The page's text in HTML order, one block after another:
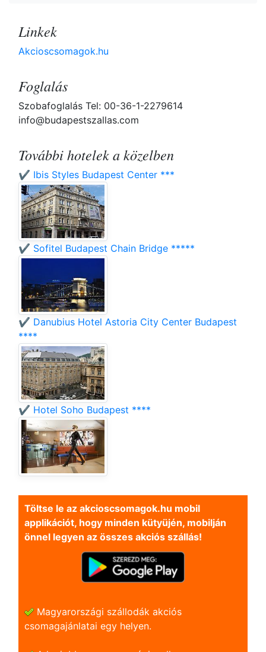
Linkek
Akcioscsomagok.hu
Foglalás
Szobafoglalás Tel: 00-36-1-2279614
info@budapestszallas.com
További hotelek a közelben
✔️ Ibis Styles Budapest Center ***
✔️ Sofitel Budapest Chain Bridge *****
✔️ Danubius Hotel Astoria City Center Budapest
****
✔️ Hotel Soho Budapest ****
Töltse le az akcioscsomagok.hu mobil
applikációt, hogy minden kütyüjén, mobilján
önnel legyen az összes akciós szállás!
Magyarországi szállodák akciós
csomagajánlatai egy helyen.